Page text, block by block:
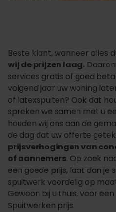
Beste klant, wanneer alles
wij de prijzen laag.
services gratis of goed
volgend jaar uw woning
of latexspuiten? Ook dat
spreken we samen met u
houden wij ons aan de
de dag dat uw offerte
prijsverhogingen van
of aannemers. Op zoek
een goede prijs, laat dan je
spuitwerk voordelig op
Gewoon bij u thuis, voor
Spuitwerken prijs.